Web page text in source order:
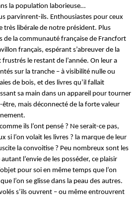
la population laborieuse…
parvinrent-ils. Enthousiastes pour ceux
très libérale de notre président. Plus
de la communauté française de Francfort
français, espérant s’abreuver de la
le restant de l’année. On leur a
sur la tranche – à visibilité nulle ou
de bois, et des livres qu’il fallait
sa main dans un appareil pour tourner
mais déconnecté de la forte valeur
ils l’ont pensé ? Ne serait-ce pas,
si l’on volait les livres ? la marque de leur
la convoitise ? Peu nombreux sont les
l’envie de les posséder, ce plaisir
pour soi en même temps que l’on
l’on se glisse dans la peau des autres.
s’ils ouvrent – ou même entrouvrent